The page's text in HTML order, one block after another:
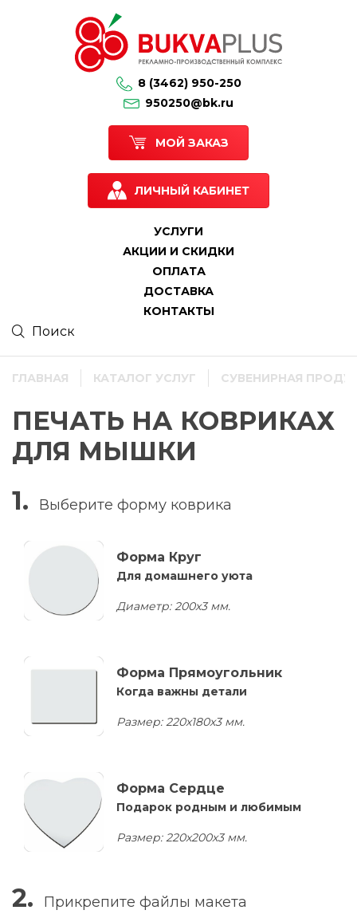
8 (3462) 950-250
950250@bk.ru
МОЙ ЗАКАЗ
ЛИЧНЫЙ КАБИНЕТ
УСЛУГИ
АКЦИИ И СКИДКИ
ОПЛАТА
ДОСТАВКА
КОНТАКТЫ
ГЛАВНАЯ КАТАЛОГ УСЛУГ СУВЕНИРНАЯ
ПЕЧАТЬ НА КОВРИКАХ
ДЛЯ МЫШКИ
1. Выберите форму коврика
Форма Круг
Для домашнего уюта
Диаметр: 200х3 мм.
Форма Прямоугольник
Когда важны детали
Размер: 220х180х3 мм.
Форма Сердце
Подарок родным и любимым
Размер: 220х200х3 мм.
2. Прикрепите файлы макета